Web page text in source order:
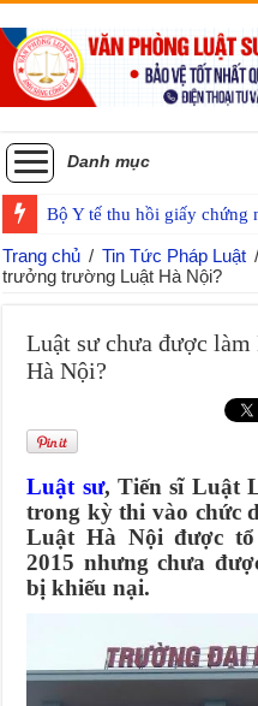
Danh mục
Bộ Y tế thu hồi giấy chứng
Trang chủ / Tin Tức Pháp Luật /
trưởng trường Luật Hà Nội?
Luật sư chưa được
Hà Nội?
Luật sư, Tiến sĩ Luật
trong kỳ thi vào chức
Luật Hà Nội được
2015 nhưng chưa
bị khiếu nại.